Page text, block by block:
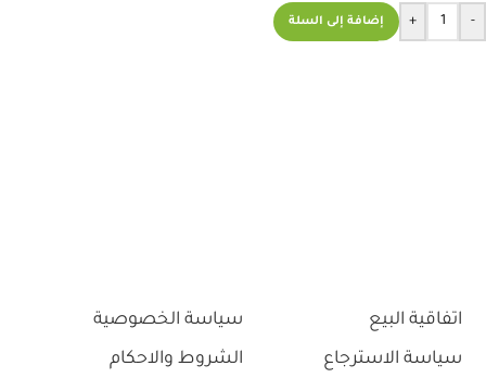
-
+ إضافة إلى السلة
اتفاقية البيع
سياسة الاسترجاع
سياسة الخصوصية
الشروط والاحكام